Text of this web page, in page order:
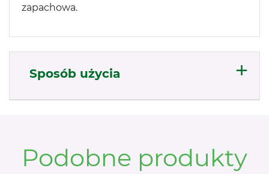
zapachowa.
Sposób użycia
Podobne produkty